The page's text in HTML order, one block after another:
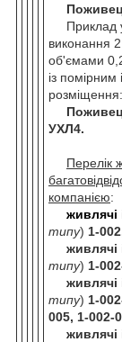
Приклад
виконання
об'ємами
із помірним
розміщення:
УХЛ4.
Перелік
компанією:
живлячі
типу) 1-
живлячі
типу) 1-
живлячі
типу) 1-
005, 1-002-
живлячі